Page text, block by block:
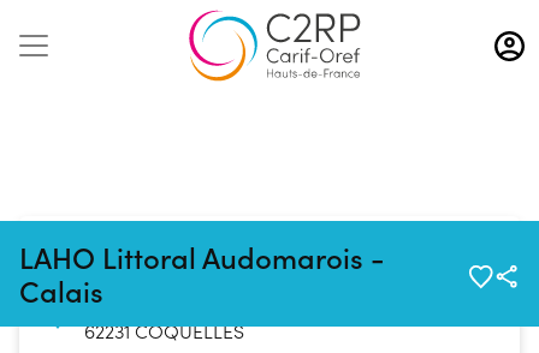
Aller
au
contenu
LAHO Littoral Audomarois -
Calais
Coordonnées de l'organisme
10 Boulevard du Parc
62231 COQUELLES